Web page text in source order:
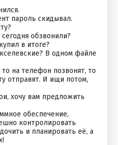
пароль скидывал.
обзвонили?
в итоге?
В одном файле
на телефон позвонят, то
отправят. И ищи потом,
хочу вам предложить
обеспечение,
контролировать
и планировать её, а